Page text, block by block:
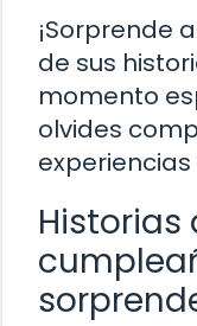
¡Sorprende
de sus
momento
olvides